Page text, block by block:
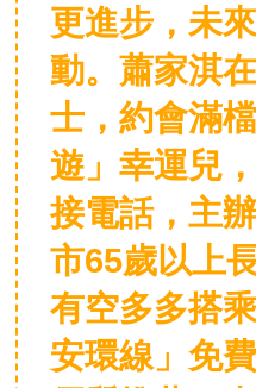
更進步，未
動。蕭家淇
士，約會滿
遊」幸運兒
接電話，主
市65歲以上
有空多多搭
安環線」免